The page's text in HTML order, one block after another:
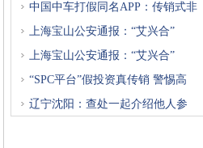
中国中车打假同名APP：传销式非
上海宝山公安通报：“艾兴合”
上海宝山公安通报：“艾兴合”
“SPC平台”假投资真传销 警惕高
辽宁沈阳：查处一起介绍他人参